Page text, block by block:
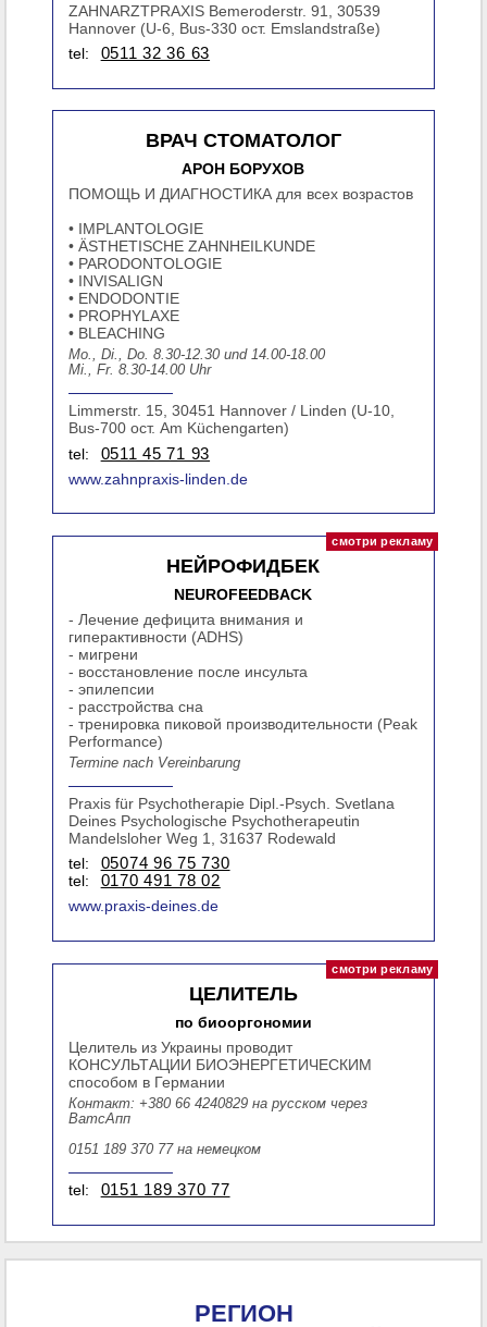
ZAHNARZTPRAXIS Bemeroderstr. 91, 30539
Hannover (U-6, Bus-330 ост. Emslandstraße)
tel:
0511 32 36 63
ВРАЧ СТОМАТОЛОГ
АРОН БОРУХОВ
ПОМОЩЬ И ДИАГНОСТИКА для всех возрастов
• IMPLANTOLOGIE
• ÄSTHETISCHE ZAHNHEILKUNDE
• PARODONTOLOGIE
• INVISALIGN
• ENDODONTIE
• PROPHYLAXE
• BLEACHING
Mo., Di., Do. 8.30-12.30 und 14.00-18.00
Mi., Fr. 8.30-14.00 Uhr
Limmerstr. 15, 30451 Hannover / Linden (U-10,
Bus-700 ост. Am Küchengarten)
tel:
0511 45 71 93
www.zahnpraxis-linden.de
НЕЙРОФИДБЕК
NEUROFEEDBACK
- Лечение дефицита внимания и
гиперактивности (ADHS)
- мигрени
- восстановление после инсульта
- эпилепсии
- расстройства сна
- тренировка пиковой производительности (Peak
Performance)
Termine nach Vereinbarung
Praxis für Psychotherapie Dipl.-Psych. Svetlana
Deines Psychologische Psychotherapeutin
Mandelsloher Weg 1, 31637 Rodewald
tel:
05074 96 75 730
tel:
0170 491 78 02
www.praxis-deines.de
ЦЕЛИТЕЛЬ
по биооргономии
Целитель из Украины проводит
КОНСУЛЬТАЦИИ БИОЭНЕРГЕТИЧЕСКИМ
способом в Германии
Контакт: +380 66 4240829 на русском через
ВатсАпп
0151 189 370 77 на немецком
tel: 0151 189 370 77
РЕГИОН